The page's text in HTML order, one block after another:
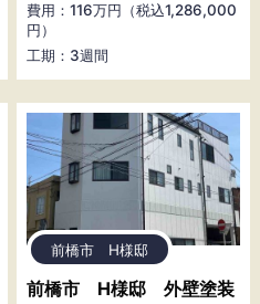
費用：116万円（税込1,286,000
円）
工期：3週間
前橋市 H様邸
前橋市 H様邸 外壁塗装